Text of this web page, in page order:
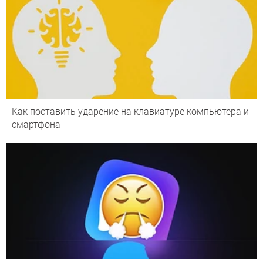
Как поставить ударение на клавиатуре компьютера и
смартфона